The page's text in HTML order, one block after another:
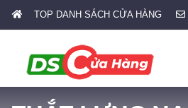
TOP DANH SÁCH CỬA HÀNG